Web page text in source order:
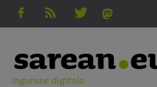
ingurune digitala